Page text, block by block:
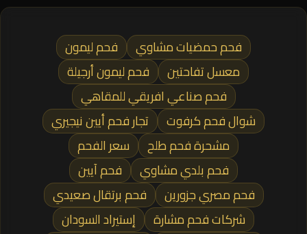
فحم حمضيات مشاوي
فحم ليمون
معسل تفاحتين
فحم ليمون أرجيلة
فحم صناعي افريقي للمقاهي
شوال فحم كرفوت
تجار فحم أيين نيجيري
مشحرة فحم طلح
سعر الفحم
فحم بلدي مشاوي
فحم آيين
فحم مصري جزورين
فحم برتقال صعيدي
شركات فحم مشارة
إستيراد السودان